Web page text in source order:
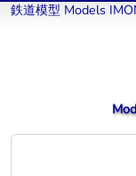
鉄道模型 Models